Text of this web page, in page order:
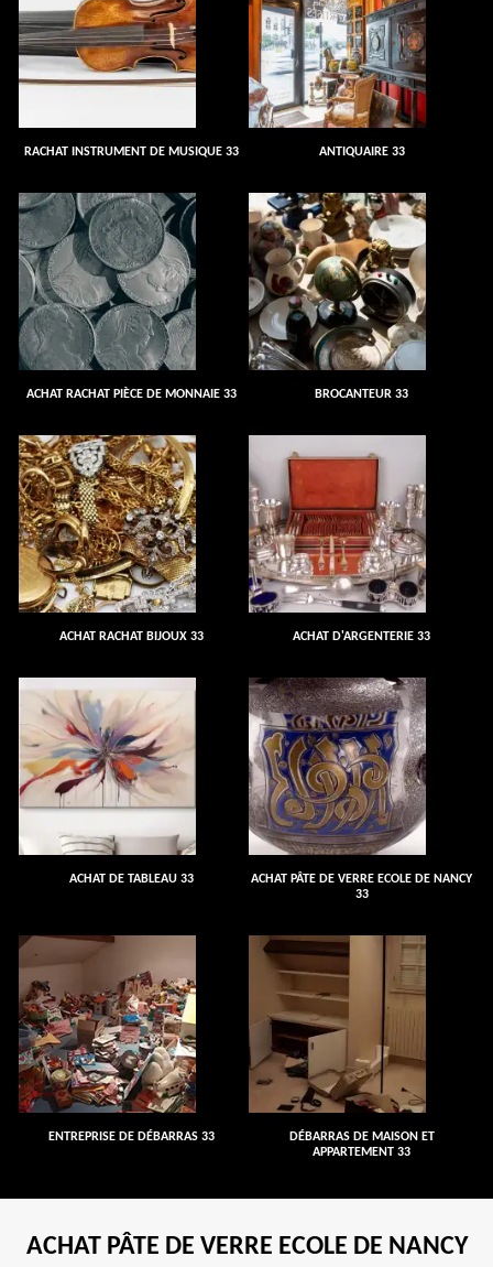
RACHAT INSTRUMENT DE MUSIQUE 33 ANTIQUAIRE 33
ACHAT RACHAT PIÈCE DE MONNAIE 33 BROCANTEUR 33
ACHAT RACHAT BIJOUX 33 ACHAT D'ARGENTERIE 33
ACHAT DE TABLEAU 33
ACHAT PÂTE DE VERRE ECOLE DE NANCY
33
ENTREPRISE DE DÉBARRAS 33
DÉBARRAS DE MAISON ET
APPARTEMENT 33
ACHAT PÂTE DE VERRE ECOLE DE NANCY